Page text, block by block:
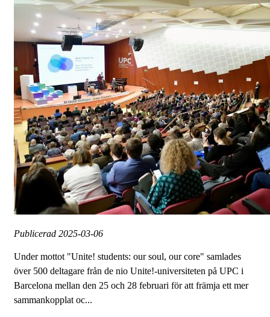
Publicerad 2025-03-06
Under mottot "Unite! students: our soul, our core" samlades
över 500 deltagare från de nio Unite!-universiteten på UPC i
Barcelona mellan den 25 och 28 februari för att främja ett mer
sammankopplat oc...